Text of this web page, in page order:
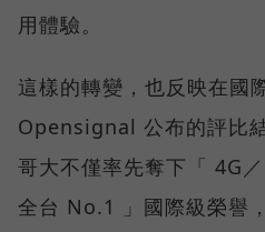
用體驗。
這樣的轉變，也反映在國
Opensignal 公布的評比
哥大不僅率先奪下「 4G
全台 No.1 」國際級榮譽